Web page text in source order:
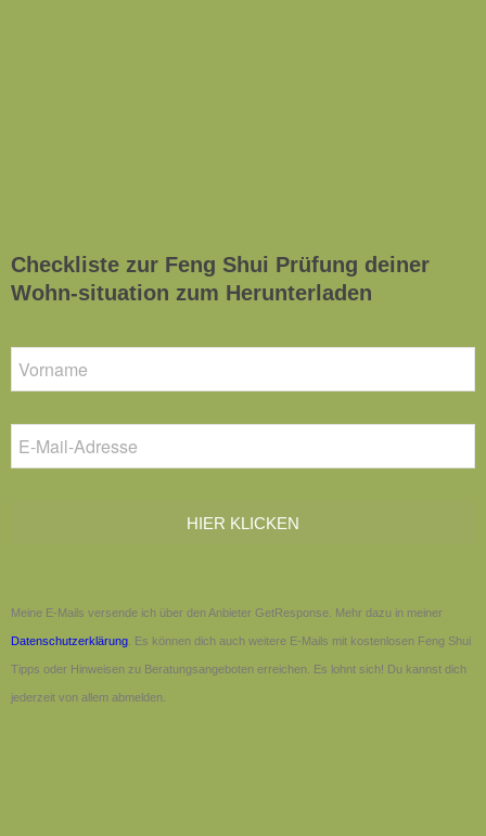
Checkliste zur Feng Shui Prüfung deiner
Wohn-situation zum Herunterladen
HIER KLICKEN
Meine E-Mails versende ich über den Anbieter GetResponse. Mehr dazu in meiner
Datenschutzerklärung . Es können dich auch weitere E-Mails mit kostenlosen Feng Shui
Tipps oder Hinweisen zu Beratungsangeboten erreichen. Es lohnt sich! Du kannst dich
jederzeit von allem abmelden.